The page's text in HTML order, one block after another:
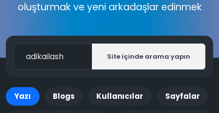
oluşturmak ve yeni arkadaşlar edinmek
Site içinde arama yapın
Yazı Blogs Kullanıcılar Sayfalar